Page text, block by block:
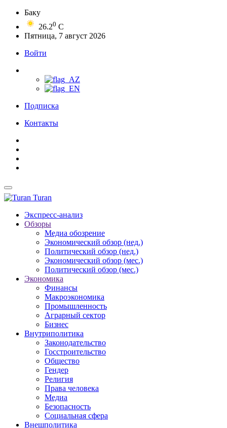
Баку
26.20 C
Пятница, 7 август 2026
Войти
Подписка
Контакты
Turan
Экспресс-анализ
Обзоры
Медиа обозрение
Экономический обзор (нед.)
Политический обзор (нед.)
Экономический обзор (мес.)
Политический обзор (мес.)
Экономика
Финансы
Макроэкономика
Промышленность
Аграрный сектор
Бизнес
Внутриполитика
Законодательство
Госстроительство
Общество
Гендер
Религия
Права человека
Медиа
Безопасность
Социальная сфера
Внешполитика